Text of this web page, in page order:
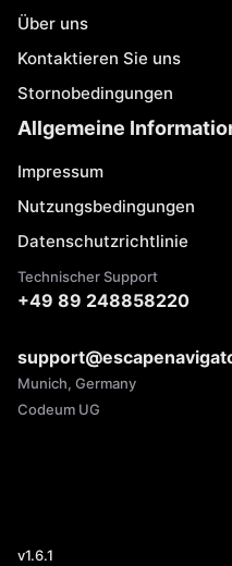
Über uns
Kontaktieren Sie uns
Stornobedingungen
Allgemeine
Impressum
Nutzungsbedingungen
Datenschutzrichtlinie
Technischer Support
+49 89 248858220
Munich, Germany
Codeum UG
v1.6.1